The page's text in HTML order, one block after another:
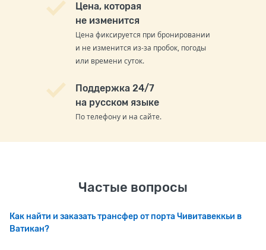
Цена, которая
не изменится
Цена фиксируется при бронировании
и не изменится из-за пробок, погоды
или времени суток.
Поддержка 24/7
на русском языке
По телефону и на сайте.
Частые вопросы
Как найти и заказать трансфер от порта Чивитавеккьи в
Ватикан?